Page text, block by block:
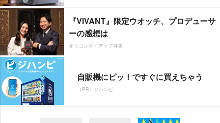
『VIVANT』限定ウオッチ、プロデューサ
ーの感想は
オリコンタイアップ特集
自販機にピッ！ですぐに買えちゃう
（PR）ジハンピ